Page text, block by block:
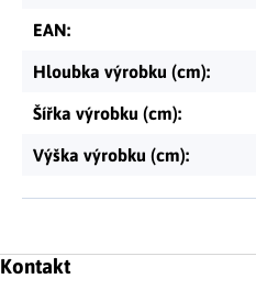
EAN:
Hloubka výrobku (cm):
Šířka výrobku (cm):
Výška výrobku (cm):
Zápätie
Kontakt